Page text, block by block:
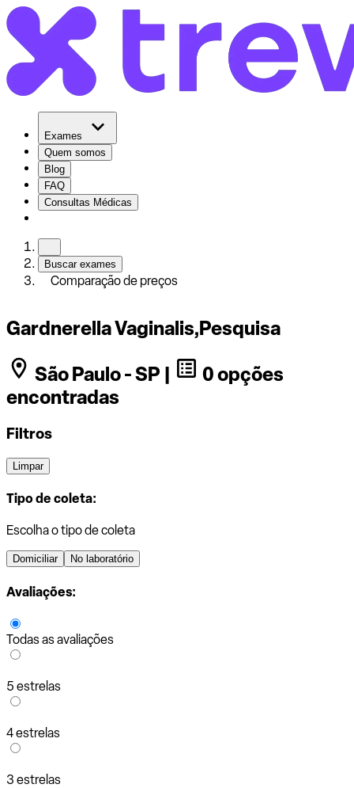
Exames
Quem somos
Blog
FAQ
Consultas Médicas
Buscar exames
Comparação de preços
Gardnerella Vaginalis,Pesquisa
São Paulo - SP |
0 opções
encontradas
Filtros
Limpar
Tipo de coleta:
Escolha o tipo de coleta
Domiciliar No laboratório
Avaliações:
Todas as avaliações
5 estrelas
4 estrelas
3 estrelas